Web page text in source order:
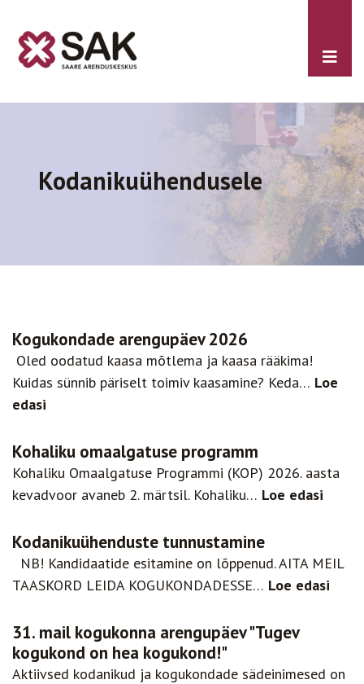
Kodanikuühendusele
Kogukondade arengupäev 2026
Oled oodatud kaasa mõtlema ja kaasa rääkima!
Kuidas sünnib päriselt toimiv kaasamine? Keda… Loe
edasi
Kohaliku omaalgatuse programm
Kohaliku Omaalgatuse Programmi (KOP) 2026. aasta
kevadvoor avaneb 2. märtsil. Kohaliku… Loe edasi
Kodanikuühenduste tunnustamine
NB! Kandidaatide esitamine on lõppenud. AITA MEIL
TAASKORD LEIDA KOGUKONDADESSE… Loe edasi
31. mail kogukonna arengupäev "Tugev
kogukond on hea kogukond!"
Aktiivsed kodanikud ja kogukondade sädeinimesed on